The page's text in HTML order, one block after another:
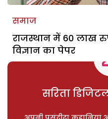
समाज
राजस्थान में 60 लाख
विज्ञान का पेपर
सरिता